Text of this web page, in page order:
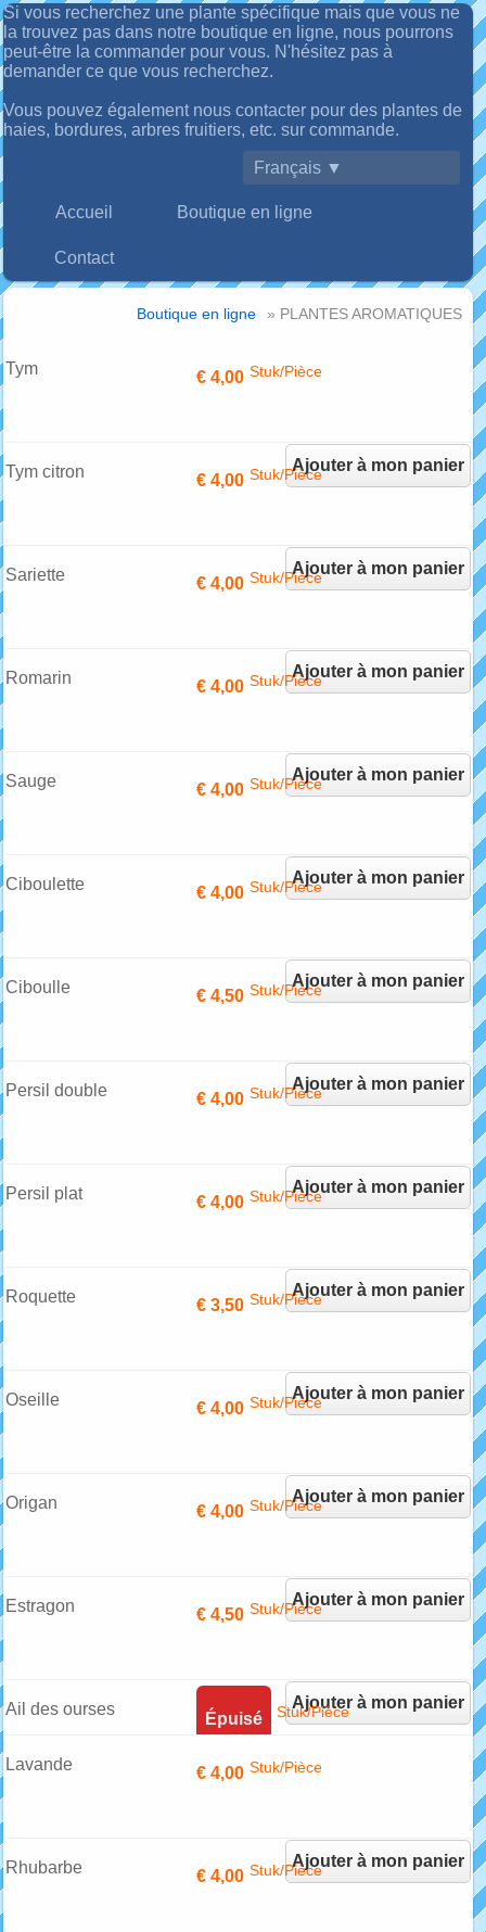
Si vous recherchez une plante spécifique mais que vous ne
la trouvez pas dans notre boutique en ligne, nous pourrons
peut-être la commander pour vous. N'hésitez pas à
demander ce que vous recherchez.
Vous pouvez également nous contacter pour des plantes de
haies, bordures, arbres fruitiers, etc. sur commande.
Français ▼
Accueil Boutique en ligne
Contact
Boutique en ligne » PLANTES AROMATIQUES
Tym € 4,00 Stuk/Pièce
Ajouter à mon panier
Tym citron € 4,00 Stuk/Pièce
Ajouter à mon panier
Sariette € 4,00 Stuk/Pièce
Ajouter à mon panier
Romarin € 4,00 Stuk/Pièce
Ajouter à mon panier
Sauge € 4,00 Stuk/Pièce
Ajouter à mon panier
Ciboulette € 4,00 Stuk/Pièce
Ajouter à mon panier
Ciboulle € 4,50 Stuk/Pièce
Ajouter à mon panier
Persil double € 4,00 Stuk/Pièce
Ajouter à mon panier
Persil plat € 4,00 Stuk/Pièce
Ajouter à mon panier
Roquette € 3,50 Stuk/Pièce
Ajouter à mon panier
Oseille € 4,00 Stuk/Pièce
Ajouter à mon panier
Origan € 4,00 Stuk/Pièce
Ajouter à mon panier
Estragon € 4,50 Stuk/Pièce
Ajouter à mon panier
Ail des ourses Épuisé Stuk/Pièce
Lavande € 4,00 Stuk/Pièce
Ajouter à mon panier
Rhubarbe € 4,00 Stuk/Pièce